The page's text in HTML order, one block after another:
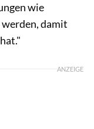
wie
damit
ANZEIGE